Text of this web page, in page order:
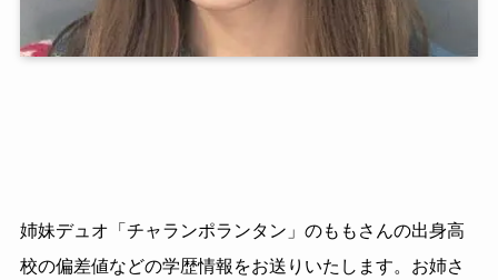
姉妹デュオ「チャランポランタン」のももさんの出身高
校の偏差値などの学歴情報をお送りいたします。お姉さ